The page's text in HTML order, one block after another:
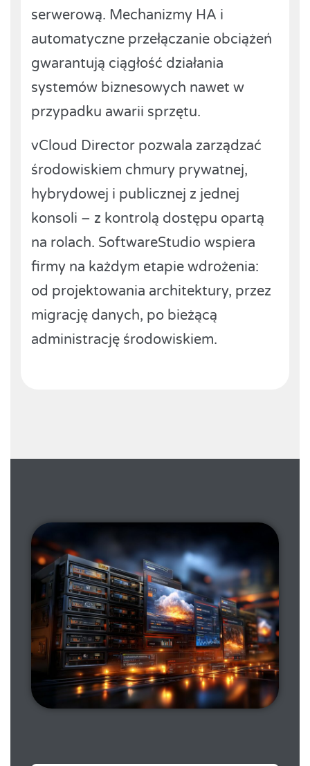
serwerową. Mechanizmy HA i
automatyczne przełączanie obciążeń
gwarantują ciągłość działania
systemów biznesowych nawet w
przypadku awarii sprzętu.
vCloud Director pozwala zarządzać
środowiskiem chmury prywatnej,
hybrydowej i publicznej z jednej
konsoli – z kontrolą dostępu opartą
na rolach. SoftwareStudio wspiera
firmy na każdym etapie wdrożenia:
od projektowania architektury, przez
migrację danych, po bieżącą
administrację środowiskiem.